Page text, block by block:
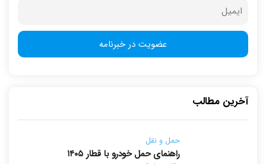
آخرین مطالب
حمل و نقل
راهنمای حمل خودرو با قطار ۱۴۰۵